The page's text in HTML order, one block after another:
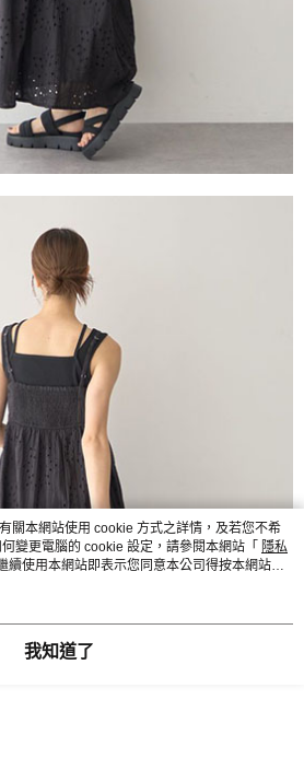
關本網站使用 cookie 方式之詳情，及若您不希
變更電腦的 cookie 設定，請參閱本網站「 隱私
續使用本網站即表示您同意本公司得按本網站使
。
我知道了